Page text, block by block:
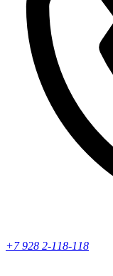
+7 928 2-118-118